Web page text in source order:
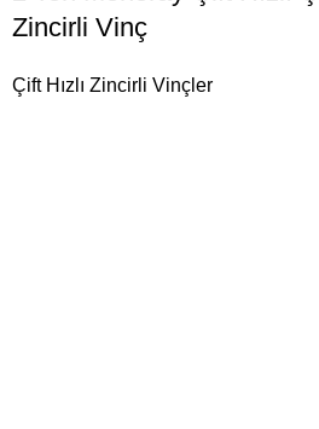
Zincirli Vinç
Çift Hızlı Zincirli Vinçler